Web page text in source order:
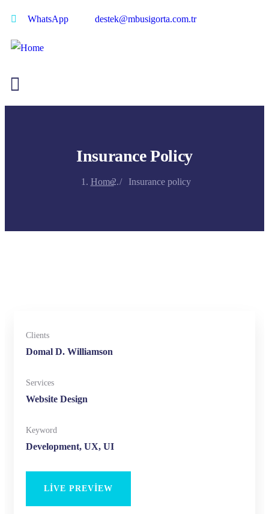
WhatsApp destek@mbusigorta.com.tr
Insurance Policy
Home Insurance policy
Clients
Domal D. Williamson
Services
Website Design
Keyword
Development, UX, UI
LIVE PREVIEW